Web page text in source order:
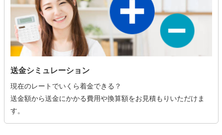
送金シミュレーション
現在のレートでいくら着金できる？
送金額から送金にかかる費用や換算額をお見積もりいただけま
す。